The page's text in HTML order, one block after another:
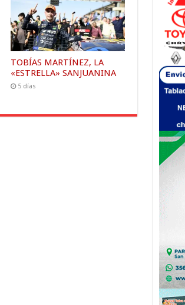
TOBÍAS MARTÍNEZ, LA
«ESTRELLA» SANJUANINA
5 días